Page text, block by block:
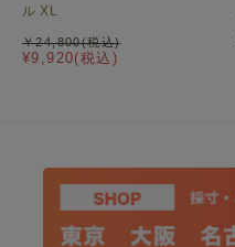
ル XL
¥9,920(税込)
￥24,800(税込)